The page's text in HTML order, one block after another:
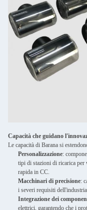
Capacità che guidano
Le capacità di Barana si
Personalizzazione:
tipi di stazioni di ricarica
rapida in CC.
Macchinari di precisione:
i severi requisiti
Integrazione dei
elettrici, garantendo che i